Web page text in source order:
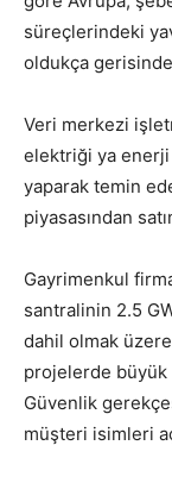
süreçlerindeki
oldukça
Veri merkezi
elektriği ya enerji
yaparak temin
piyasasından
Gayrimenkul
santralinin 2.5
dahil olmak
projelerde büyük
Güvenlik
müşteri isimleri